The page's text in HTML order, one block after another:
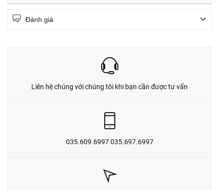
Đánh giá
Liên hệ chúng với chúng tôi khi bạn cần được tư vấn
035.609.6997 035.697.6997